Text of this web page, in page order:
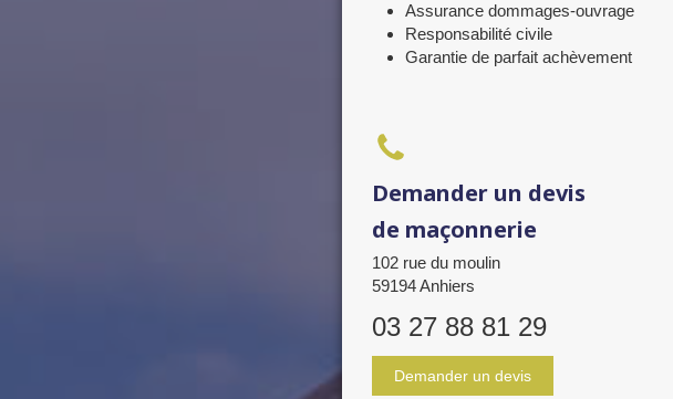
Assurance dommages-ouvrage
Responsabilité civile
Garantie de parfait achèvement
Demander un devis
de maçonnerie
102 rue du moulin
59194Anhiers
03 27 88 81 29
Demander un devis